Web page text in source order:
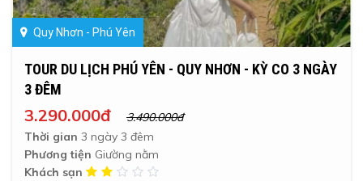
Quy Nhơn - Phú Yên
TOUR DU LỊCH PHÚ YÊN - QUY NHƠN - KỲ CO 3 NGÀY
3 ĐÊM
3.290.000đ
3.490.000đ
Thời gian 3 ngày 3 đêm
Phương tiện Giường nằm
Khách sạn